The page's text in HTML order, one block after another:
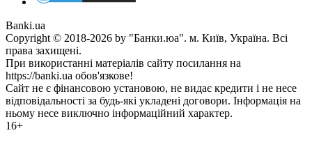
Banki.ua
Copyright © 2018-2026 by "Банки.юа". м. Київ, Україна. Всі
права захищені.
При використанні матеріалів сайту посилання на
https://banki.ua обов'язкове!
Сайт не є фінансовою установою, не видає кредити і не несе
відповідальності за будь-які укладені договори. Інформація на
ньому несе виключно інформаційний характер.
16+